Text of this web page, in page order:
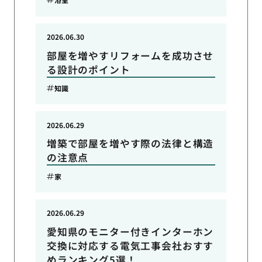
部屋を増やすリフォームを成功させ
る設計のポイント
2026.06.30
知識
増築で部屋を増やす際の法律と構造
の注意点
2026.06.29
家
愛知県のモニター付きインターホン
交換に対応する電気工事会社おすす
2026.06.29